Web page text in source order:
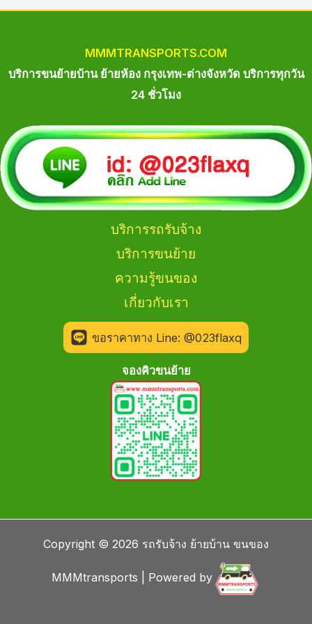
MMMTRANSPORTS.COM
บริการขนย้ายบ้าน ย้ายห้อง กรุงเทพ-ต่างจังหวัด บริการทุกวัน
24 ชั่วโมง
บริการรถรับจ้าง
บริการขนย้าย
ความรู้ขนของ
เกี่ยวกับเรา
ขอราคาทาง Line: @023flaxq
จองคิวขนย้าย
Copyright © 2026 รถรับจ้าง ย้ายบ้าน ขนของ
MMMtransports | Powered by